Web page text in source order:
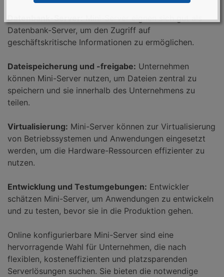
Datenbank-Server:Mini-Server eignen sich gut als
Datenbank-Server, um den Zugriff auf
geschäftskritische Informationen zu ermöglichen.
Dateispeicherung und -freigabe: Unternehmen
können Mini-Server nutzen, um Dateien zentral zu
speichern und sie innerhalb des Unternehmens zu
teilen.
Virtualisierung: Mini-Server können zur Virtualisierung
von Betriebssystemen und Anwendungen eingesetzt
werden, um die Hardware-Ressourcen effizienter zu
nutzen.
Entwicklung und Testumgebungen: Entwickler
schätzen Mini-Server, um Anwendungen zu entwickeln
und zu testen, bevor sie in die Produktion gehen.
Online konfigurierbare Mini-Server sind eine
hervorragende Wahl für Unternehmen, die nach
flexiblen, kosteneffizienten und platzsparenden
Serverlösungen suchen. Sie bieten die notwendige